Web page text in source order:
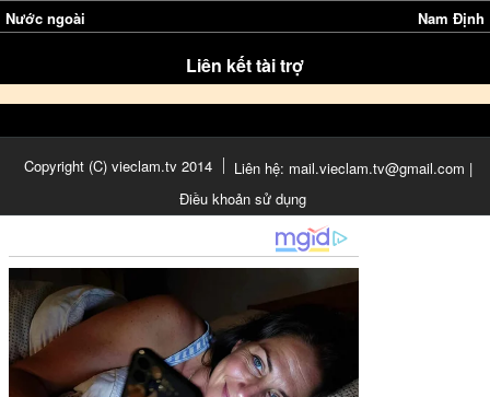
Nước ngoài
Nam Định
Liên kết tài trợ
Copyright (C) vieclam.tv 2014
Liên hệ: mail.vieclam.tv@gmail.com |
Điều khoản sử dụng